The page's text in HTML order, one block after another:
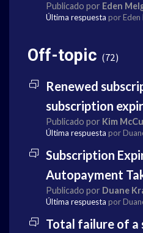
Publicado por Eden
Última respuesta por Eden
Off-topic 72
Renewed
subscription
Publicado por Kim
Última respuesta por
Subscription
Autopayment
Publicado por Duane
Última respuesta por
Total failure of a